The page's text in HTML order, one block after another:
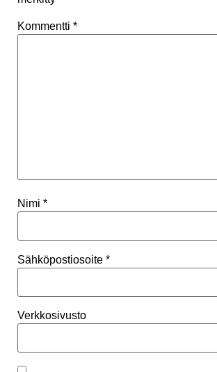
Kommentti *
Nimi *
Sähköpostiosoite *
Verkkosivusto